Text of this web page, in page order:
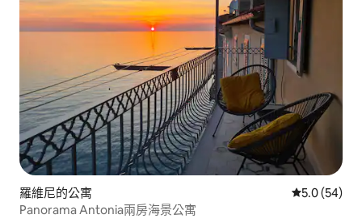
羅維尼的公寓 從 54 則評
5.0 (54)
Panorama Antonia兩房海景公寓